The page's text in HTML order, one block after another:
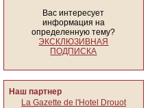
Вас интересует
информация на
определенную тему?
ЭКСКЛЮЗИВНАЯ
ПОДПИСКА
Наш партнер
La Gazette de l'Hotel Drouot